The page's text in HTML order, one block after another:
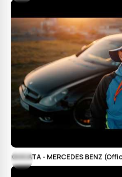
GOCATA - MERCEDES BENZ